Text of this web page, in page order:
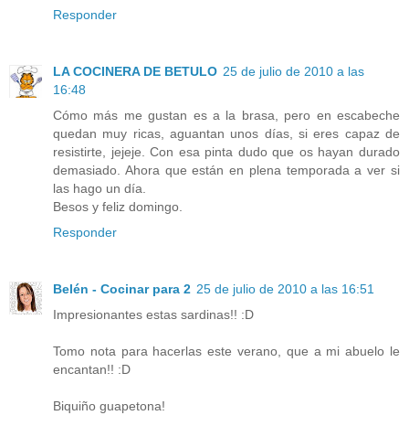
Responder
LA COCINERA DE BETULO 25 de julio de 2010 a las
16:48
Cómo más me gustan es a la brasa, pero en escabeche
quedan muy ricas, aguantan unos días, si eres capaz de
resistirte, jejeje. Con esa pinta dudo que os hayan durado
demasiado. Ahora que están en plena temporada a ver si
las hago un día.
Besos y feliz domingo.
Responder
Belén - Cocinar para 2 25 de julio de 2010 a las 16:51
Impresionantes estas sardinas!! :D
Tomo nota para hacerlas este verano, que a mi abuelo le
encantan!! :D
Biquiño guapetona!